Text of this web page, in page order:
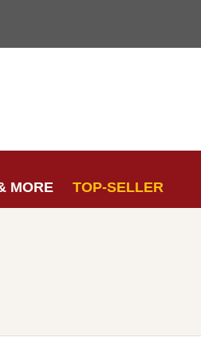
MORE TOP-SELLER